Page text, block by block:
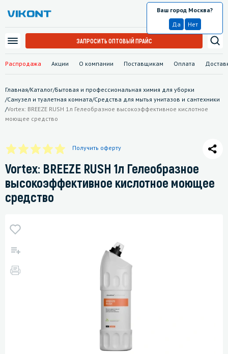
Распродажа Акции О компании Поставщикам Оплата
Москва
Ваш город Москва?
Да
Нет
ЗАПРОСИТЬ ОПТОВЫЙ ПРАЙС
Главная/Каталог/Бытовая и профессиональная химия для уборки
/Санузел и туалетная комната/Средства для мытья унитазов и сантехники
/Vortex: BREEZE RUSH 1л Гелеобразное высокоэффективное кислотное
моющее средство
Получить оферту
Vortex: BREEZE RUSH 1л Гелеобразное
высокоэффективное кислотное моющее
средство